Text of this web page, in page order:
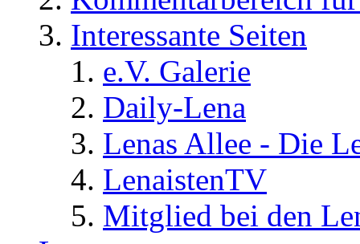
Interessante Seiten
e.V. Galerie
Daily-Lena
Lenas Allee - Die
LenaistenTV
Mitglied bei den